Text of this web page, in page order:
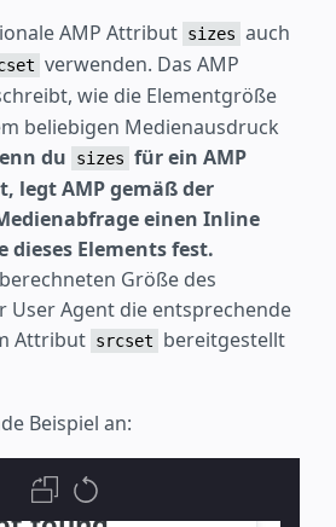
AMP Attribut sizes auch
verwenden. Das AMP
wie die Elementgröße
beliebigen Medienausdruck
du sizes für ein AMP
legt AMP gemäß der
einen Inline
dieses Elements fest.
Größe des
User Agent die entsprechende
Attribut srcset
bereitgestellt
Beispiel an: